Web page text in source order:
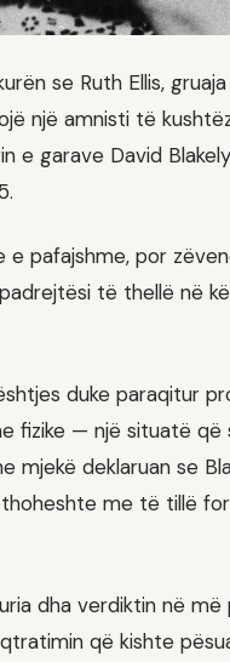
se Ruth Ellis,
një amnisti të
garave David
pafajshme, por
të thellë në
duke paraqitur
fizike — një situatë që
mjekë deklaruan se
me të tillë
dha verdiktin në
që kishte